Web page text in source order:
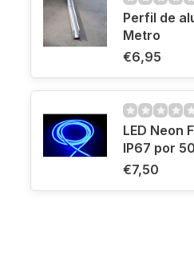
Perfil de
Metro
€6,95
LED Neon
IP67 por
€7,50